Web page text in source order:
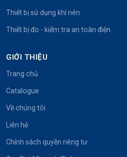
Thiết bị sử dụng khí nén
Thiết bị đo - kiểm tra an toàn điện
GIỚI THIỆU
Trang chủ
Catalogue
Về chúng tôi
Liên hệ
Chính sách quyền riêng tư